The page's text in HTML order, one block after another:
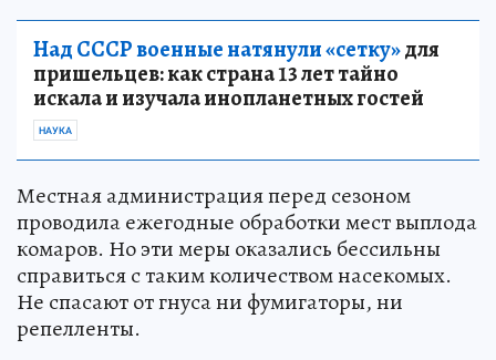
Над СССР военные натянули «сетку»для
пришельцев: как страна 13 лет тайно
искала и изучала инопланетных гостей
НАУКА
Местная администрация перед сезоном
проводила ежегодные обработки мест выплода
комаров. Но эти меры оказались бессильны
справиться с таким количеством насекомых.
Не спасают от гнуса ни фумигаторы, ни
репелленты.